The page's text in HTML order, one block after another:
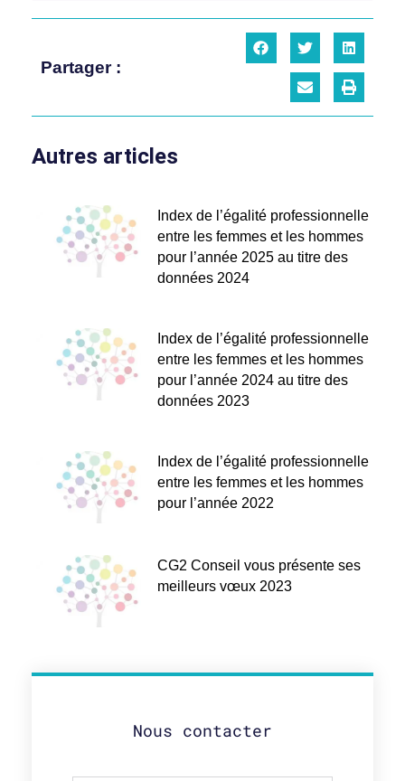
Partager :
Autres articles
Index de l’égalité professionnelle
entre les femmes et les hommes
pour l’année 2025 au titre des
données 2024
Index de l’égalité professionnelle
entre les femmes et les hommes
pour l’année 2024 au titre des
données 2023
Index de l’égalité professionnelle
entre les femmes et les hommes
pour l’année 2022
CG2 Conseil vous présente ses
meilleurs vœux 2023
Nous contacter